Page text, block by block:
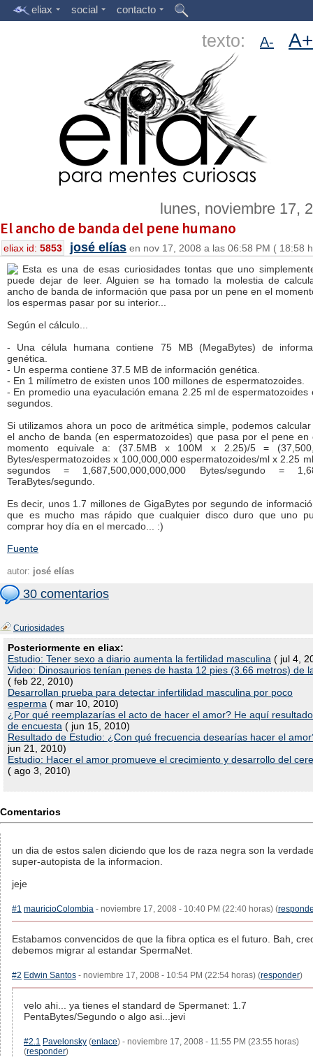
eliax social contacto
texto: A- A+
lunes, noviembre 17,
El ancho de banda del pene humano
eliax id: 5853 josé elías en nov 17, 2008 a las 06:58 PM ( 18:58
Esta es una de esas curiosidades tontas que uno
puede dejar de leer. Alguien se ha tomado la molestia de
ancho de banda de información que pasa por un pene en el
los espermas pasar por su interior...
Según el cálculo...
- Una célula humana contiene 75 MB (MegaBytes) de
genética.
- Un esperma contiene 37.5 MB de información genética.
- En 1 milímetro de existen unos 100 millones de espermatozoides.
- En promedio una eyaculación emana 2.25 ml de espermatozoides
segundos.
Si utilizamos ahora un poco de aritmética simple, podemos
el ancho de banda (en espermatozoides) que pasa por el pene en
momento equivale a: (37.5MB x 100M x 2.25)/5 =
Bytes/espermatozoides x 100,000,000 espermatozoides/ml x 2.25
segundos = 1,687,500,000,000,000 Bytes/segundo =
TeraBytes/segundo.
Es decir, unos 1.7 millones de GigaBytes por segundo de
que es mucho mas rápido que cualquier disco duro que uno
comprar hoy día en el mercado... :)
Fuente
autor: josé elías
30 comentarios
Curiosidades
Posteriormente en eliax:
Estudio: Tener sexo a diario aumenta la fertilidad masculina ( jul 4,
Video: Dinosaurios tenían penes de hasta 12 pies (3.66 metros) de
( feb 22, 2010)
Desarrollan prueba para detectar infertilidad masculina por poco
esperma ( mar 10, 2010)
¿Por qué reemplazarías el acto de hacer el amor? He aquí
de encuesta ( jun 15, 2010)
Resultado de Estudio: ¿Con qué frecuencia desearías hacer el
jun 21, 2010)
Estudio: Hacer el amor promueve el crecimiento y desarrollo del
( ago 3, 2010)
Comentarios
un dia de estos salen diciendo que los de raza negra son la
super-autopista de la informacion.
jeje
#1 mauricioColombia - noviembre 17, 2008 - 10:40 PM (22:40 horas) (
Estabamos convencidos de que la fibra optica es el futuro. Bah,
debemos migrar al estandar SpermaNet.
#2 Edwin Santos - noviembre 17, 2008 - 10:54 PM (22:54 horas) (responder)
velo ahi... ya tienes el standard de Spermanet: 1.7
PentaBytes/Segundo o algo asi...jevi
#2.1 Pavelonsky (enlace) - noviembre 17, 2008 - 11:55 PM (23:55 horas)
(responder)